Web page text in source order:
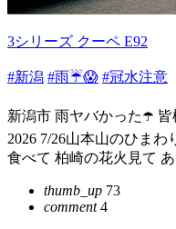
3シリーズ クーペ E92
#新潟 #雨☔️😱 #冠水注意
新潟市 雨ヤバかった☂️
2026 7/26山本山のひま
食べて 柏崎の花火見て
thumb_up 73
comment4